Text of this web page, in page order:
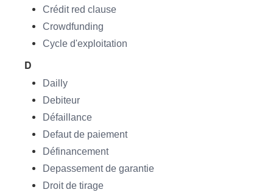
Crédit red clause
Crowdfunding
Cycle d'exploitation
D
Dailly
Debiteur
Défaillance
Defaut de paiement
Définancement
Depassement de garantie
Droit de tirage